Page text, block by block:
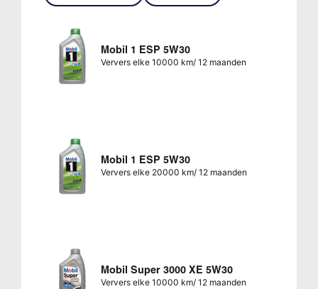
Mobil 1 ESP 5W30
Ververs elke 10000 km/ 12 maanden
Mobil 1 ESP 5W30
Ververs elke 20000 km/ 12 maanden
Mobil Super 3000 XE 5W30
Ververs elke 10000 km/ 12 maanden